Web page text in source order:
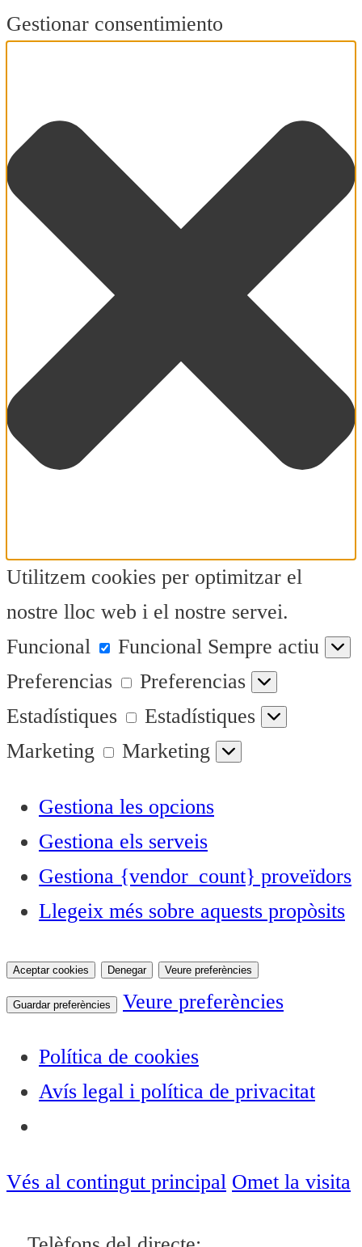
Gestionar consentimiento
Utilitzem cookies per optimitzar el
nostre lloc web i el nostre servei.
Funcional
Funcional Sempre actiu
Preferencias
Preferencias
Estadístiques
Estadístiques
Marketing
Marketing
Gestiona les opcions
Gestiona els serveis
Gestiona {vendor_count} proveïdors
Llegeix més sobre aquests propòsits
Aceptar cookies Denegar Veure preferències
Guardar preferències Veure preferències
Política de cookies
Avís legal i política de privacitat
Vés al contingut principal Omet la visita
ACTUALITAT